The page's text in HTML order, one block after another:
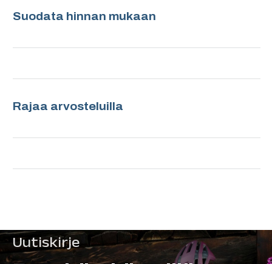
Suodata hinnan mukaan
Rajaa arvosteluilla
Uutiskirje